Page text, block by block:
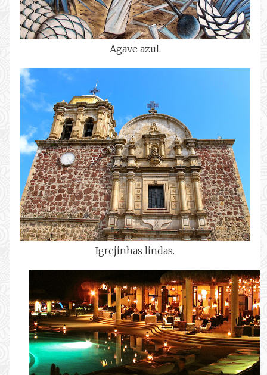
Agave azul.
Igrejinhas lindas.